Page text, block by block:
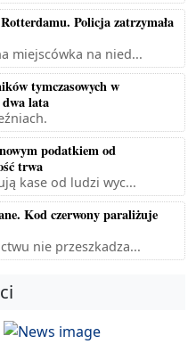
Policja zatrzymała
miejscówka na nied...
tymczasowych w
lata
podatkiem od
trwa
kase od ludzi wyc...
Kod czerwony paraliżuje
nie przeszkadza...